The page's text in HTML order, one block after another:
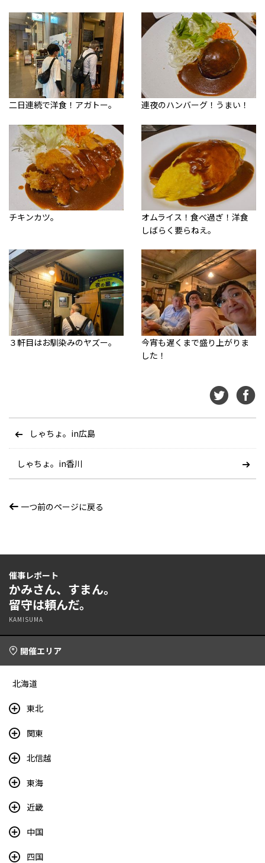
二日連続で洋食！アガトー。 連夜のハンバーグ！うまい！
チキンカツ。
オムライス！食べ過ぎ！洋食
しばらく要らねえ。
３軒目はお馴染みのヤズー。
今宵も遅くまで盛り上がりま
した！
しゃちょ。in広島
しゃちょ。in香川
一つ前のページに戻る
催事レポート
かみさん、すまん。
留守は頼んだ。
KAMISUMA
開催エリア
北海道
東北
関東
北信越
東海
近畿
中国
四国